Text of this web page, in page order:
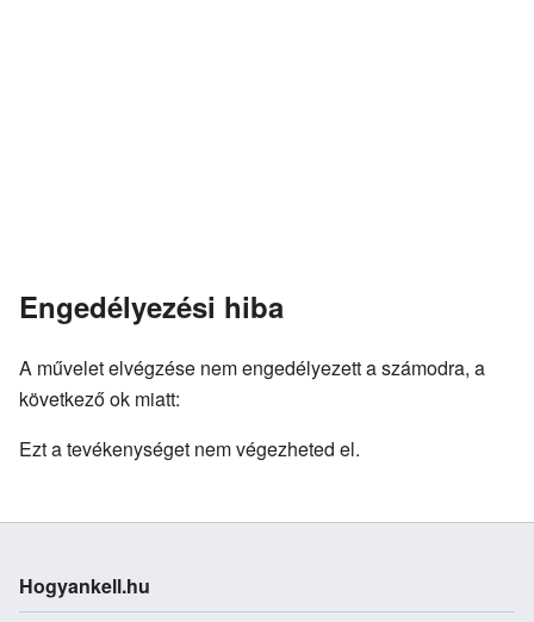
Engedélyezési hiba
A művelet elvégzése nem engedélyezett a számodra, a
következő ok miatt:
Ezt a tevékenységet nem végezheted el.
Hogyankell.hu